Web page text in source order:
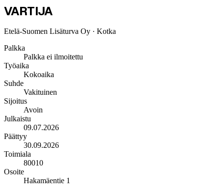
VARTIJA
Etelä-Suomen Lisäturva Oy · Kotka
Palkka
Palkka ei ilmoitettu
Työaika
Kokoaika
Suhde
Vakituinen
Sijoitus
Avoin
Julkaistu
09.07.2026
Päättyy
30.09.2026
Toimiala
80010
Osoite
Hakamäentie 1